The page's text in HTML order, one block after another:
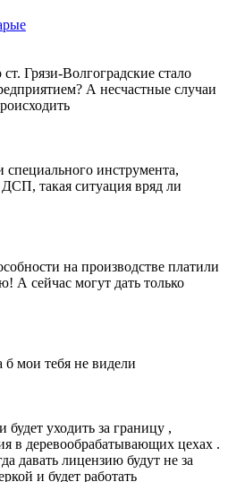
Грязи-Волгоградские стало
А несчастные случаи
инструмента,
ДСП, такая ситуация вряд ли
на производстве платили
А сейчас могут дать только
б мои тебя не видели
будет уходить за границу ,
в деревообрабатывающих цехах .
давать лицензию будут не за
и будет работать